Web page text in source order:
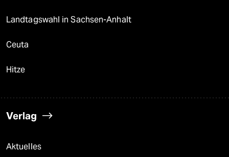
Landtagswahl in Sachsen-Anhalt
Ceuta
Hitze
Verlag
Aktuelles